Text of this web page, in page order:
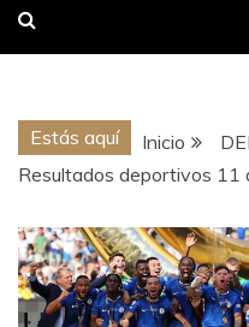
Estás aquí Inicio
Resultados deportivos 11